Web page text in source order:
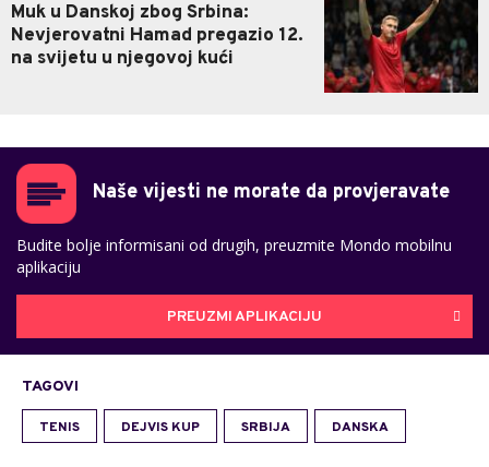
Muk u Danskoj zbog Srbina:
Nevjerovatni Hamad pregazio 12.
na svijetu u njegovoj kući
Naše vijesti ne morate da provjeravate
Budite bolje informisani od drugih, preuzmite Mondo mobilnu
aplikaciju
PREUZMI APLIKACIJU
TAGOVI
TENIS DEJVIS KUP SRBIJA DANSKA